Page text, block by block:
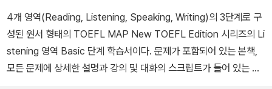
4개 영역(Reading, Listening, Speaking, Writing)의 3단계로 구
성된 원서 형태의 TOEFL MAP New TOEFL Edition 시리즈의 Li
stening 영역 Basic 단계 학습서이다. 문제가 포함되어 있는 본책,
모든 문제에 상세한 설명과 강의 및 대화의 스크립트가 들어 있는 정